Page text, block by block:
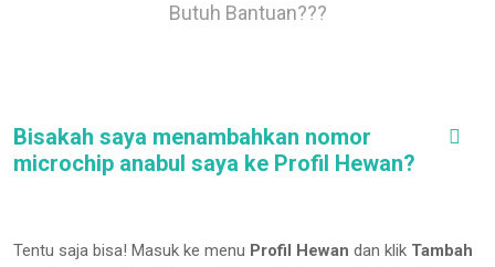
Butuh Bantuan???
Bisakah saya menambahkan nomor
microchip anabul saya ke Profil Hewan?
Tentu saja bisa! Masuk ke menu Profil Hewan dan klik Tambah